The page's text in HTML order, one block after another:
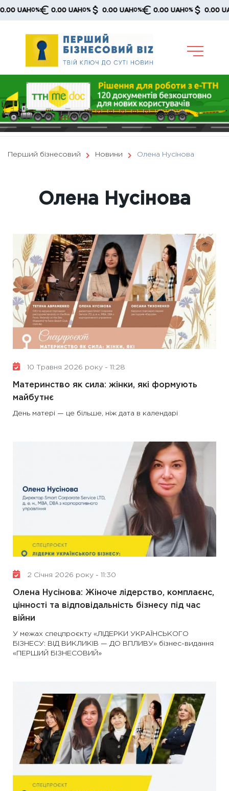
Skip
0% 0.00 UAH0% 0.00 UAH0% 0.00 UAH0% 0.00 UAH0%
Перший бізнесовий Новини Олена Нусінова
Олена Нусінова
10 Травня 2026 року - 11:28
Материнство як сила: жінки, які формують
майбутнє
День матері — це більше, ніж дата в календарі
2 Січня 2026 року - 11:30
Олена Нусінова: Жіноче лідерство, комплаєнс,
цінності та відповідальність бізнесу під час
війни
У межах спецпроєкту «ЛІДЕРКИ УКРАЇНСЬКОГО
БІЗНЕСУ: ВІД ВИКЛИКІВ — ДО ВПЛИВУ» бізнес-видання
«ПЕРШИЙ БІЗНЕСОВИЙ»